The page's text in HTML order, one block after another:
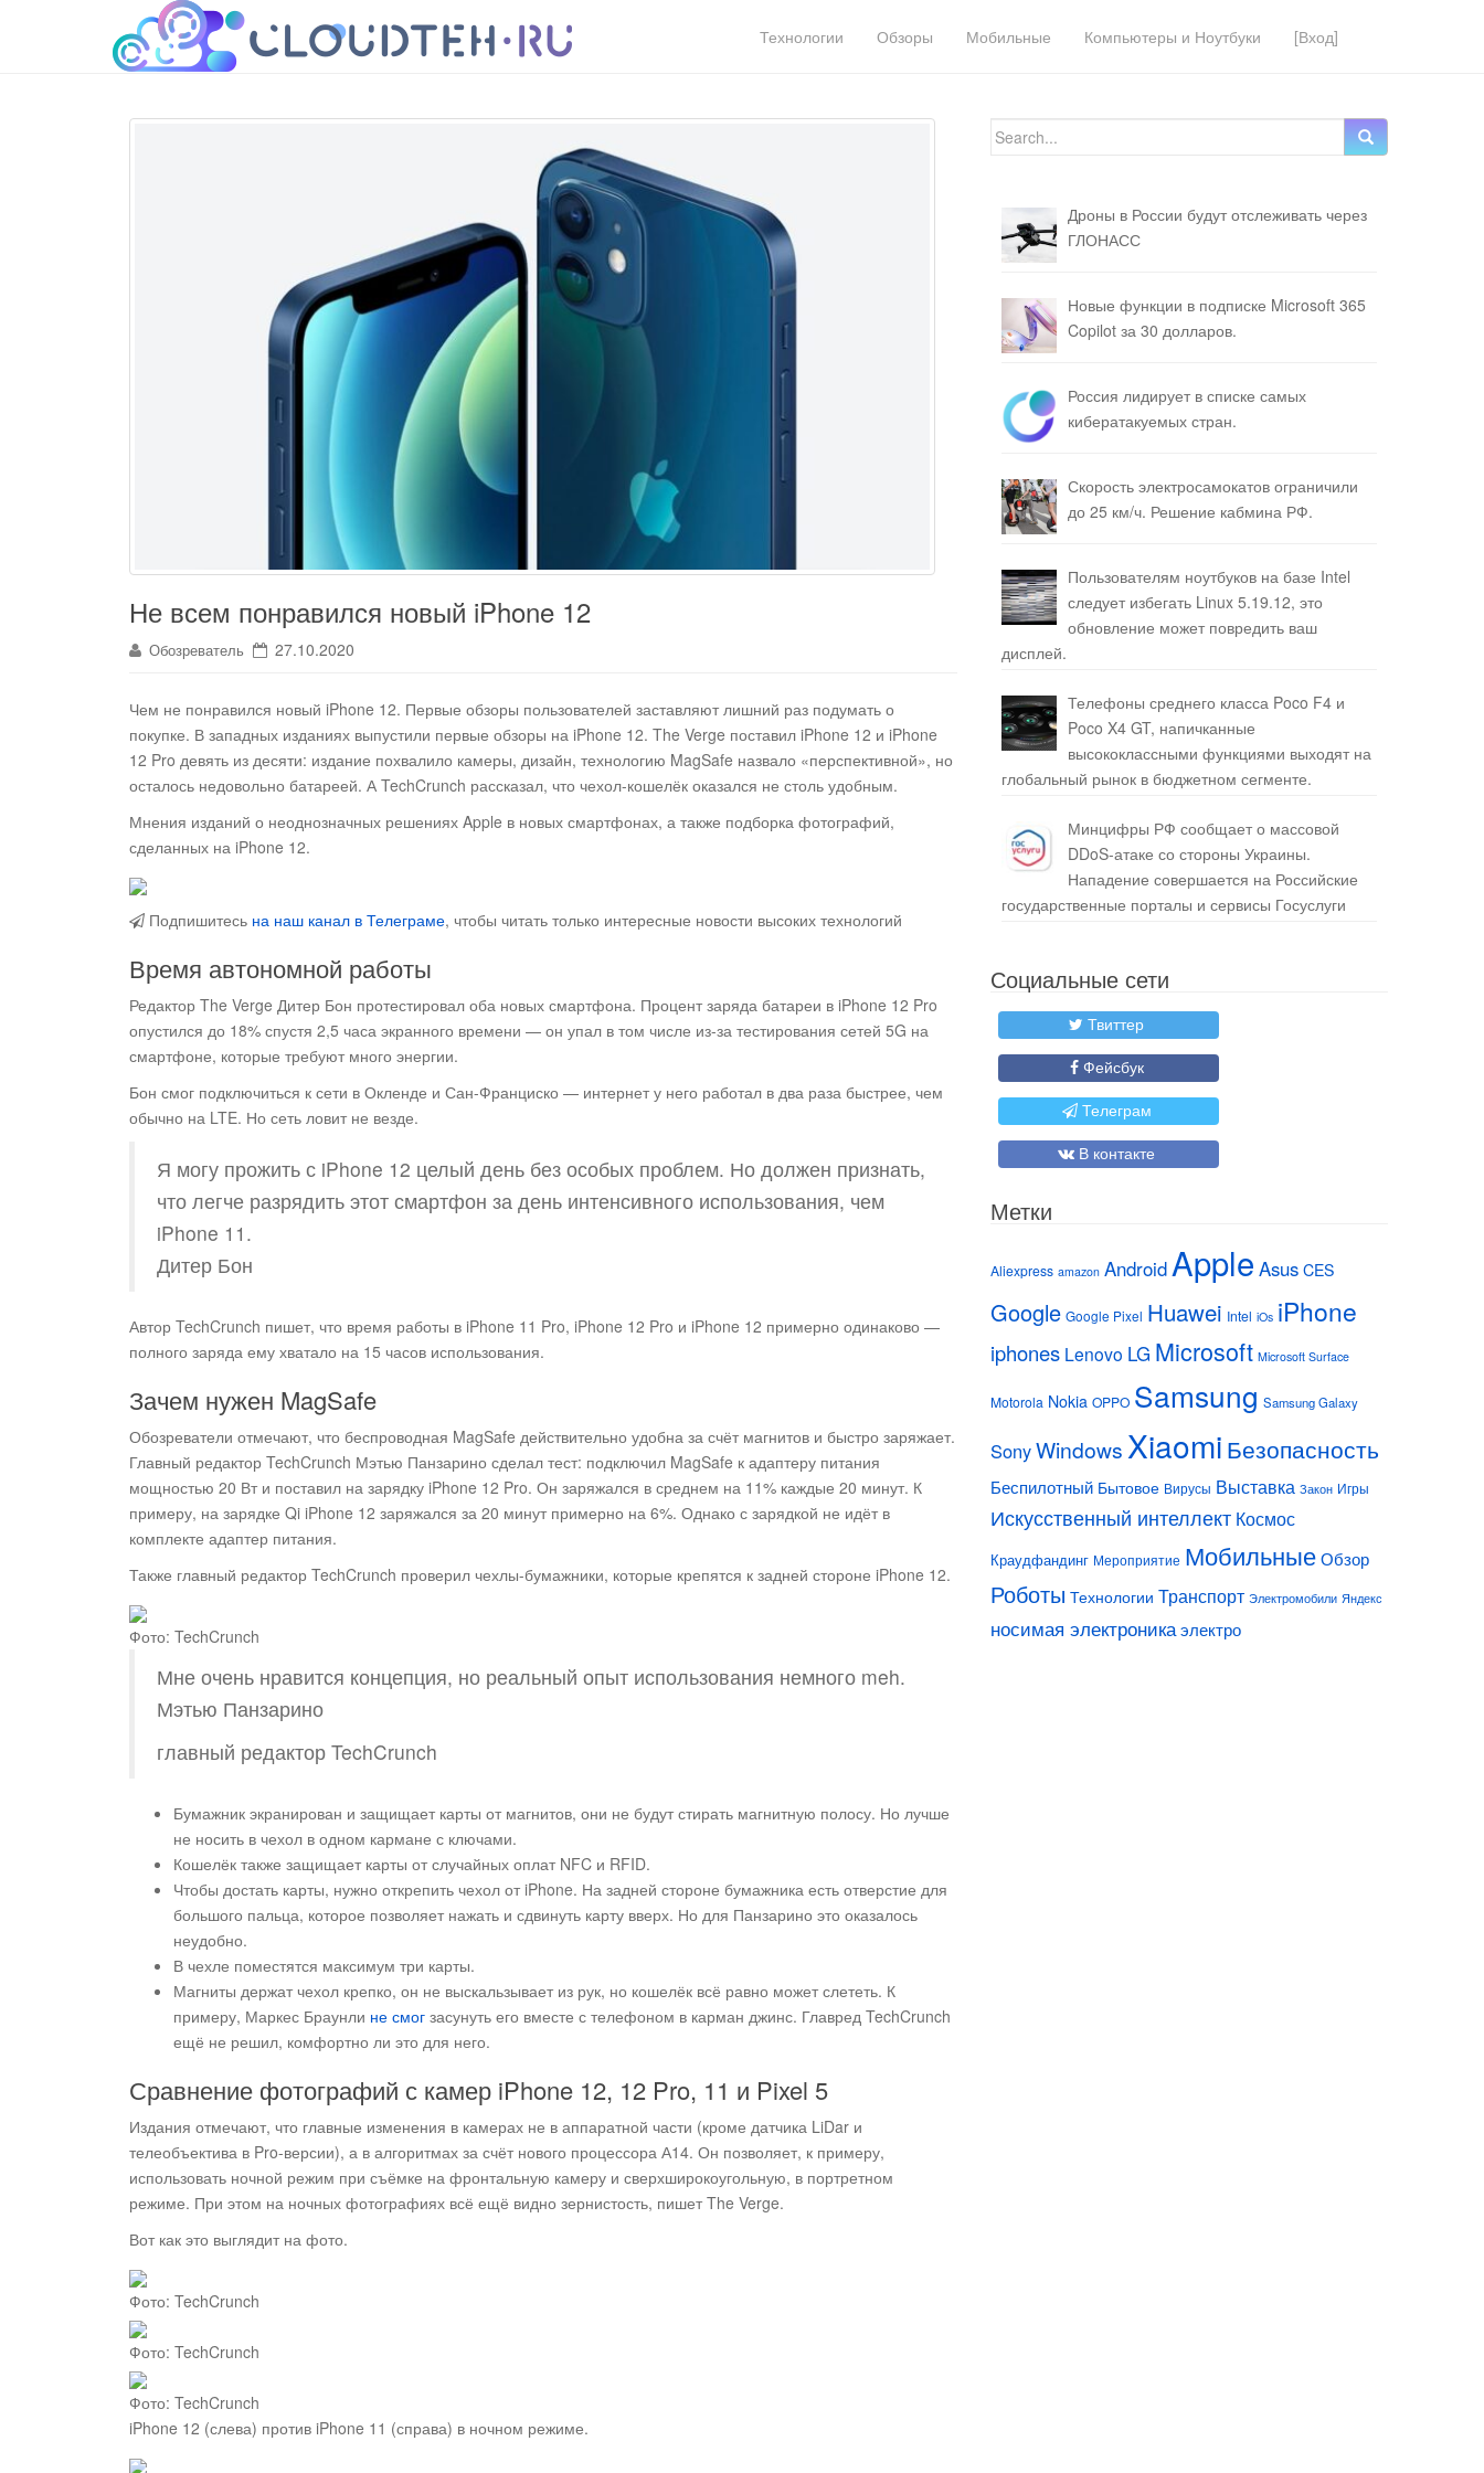
Облако технологий
cloudteh.ru
Технологии
Обзоры Мобильные Компьютеры и Ноутбуки [Вход]
Не всем понравился новый iPhone 12
Обозреватель 27.10.2020
Чем не понравился новый iPhone 12. Первые обзоры пользователей заставляют лишний раз подумать о
покупке. В западных изданиях выпустили первые обзоры на iPhone 12. The Verge поставил iPhone 12 и iPhone
12 Pro девять из десяти: издание похвалило камеры, дизайн, технологию MagSafe назвало «перспективной», но
осталось недовольно батареей. А TechCrunch рассказал, что чехол-кошелёк оказался не столь удобным.
Мнения изданий о неоднозначных решениях Apple в новых смартфонах, а также подборка фотографий,
сделанных на iPhone 12.
Подпишитесь на наш канал в Телеграме, чтобы читать только интересные новости высоких технологий
Время автономной работы
Редактор The Verge Дитер Бон протестировал оба новых смартфона. Процент заряда батареи в iPhone 12 Pro
опустился до 18% спустя 2,5 часа экранного времени — он упал в том числе из-за тестирования сетей 5G на
смартфоне, которые требуют много энергии.
Бон смог подключиться к сети в Окленде и Сан-Франциско — интернет у него работал в два раза быстрее, чем
обычно на LTE. Но сеть ловит не везде.
Я могу прожить с iPhone 12 целый день без особых проблем. Но должен признать,
что легче разрядить этот смартфон за день интенсивного использования, чем
iPhone 11.
Дитер Бон
Автор TechCrunch пишет, что время работы в iPhone 11 Pro, iPhone 12 Pro и iPhone 12 примерно одинаково —
полного заряда ему хватало на 15 часов использования.
Зачем нужен MagSafe
Обозреватели отмечают, что беспроводная MagSafe действительно удобна за счёт магнитов и быстро заряжает.
Главный редактор TechCrunch Мэтью Панзарино сделал тест: подключил MagSafe к адаптеру питания
мощностью 20 Вт и поставил на зарядку iPhone 12 Pro. Он заряжался в среднем на 11% каждые 20 минут. К
примеру, на зарядке Qi iPhone 12 заряжался за 20 минут примерно на 6%. Однако с зарядкой не идёт в
комплекте адаптер питания.
Также главный редактор TechCrunch проверил чехлы-бумажники, которые крепятся к задней стороне iPhone 12.
Фото: TechCrunch
Мне очень нравится концепция, но реальный опыт использования немного meh.
Мэтью Панзарино
главный редактор TechCrunch
Бумажник экранирован и защищает карты от магнитов, они не будут стирать магнитную полосу. Но лучше
не носить в чехол в одном кармане с ключами.
Кошелёк также защищает карты от случайных оплат NFC и RFID.
Чтобы достать карты, нужно открепить чехол от iPhone. На задней стороне бумажника есть отверстие для
большого пальца, которое позволяет нажать и сдвинуть карту вверх. Но для Панзарино это оказалось
неудобно.
В чехле поместятся максимум три карты.
Магниты держат чехол крепко, он не выскальзывает из рук, но кошелёк всё равно может слететь. К
примеру, Маркес Браунли не смог засунуть его вместе с телефоном в карман джинс. Главред TechCrunch
ещё не решил, комфортно ли это для него.
Сравнение фотографий с камер iPhone 12, 12 Pro, 11 и Pixel 5
Издания отмечают, что главные изменения в камерах не в аппаратной части (кроме датчика LiDar и
телеобъектива в Pro-версии), а в алгоритмах за счёт нового процессора А14. Он позволяет, к примеру,
использовать ночной режим при съёмке на фронтальную камеру и сверхшироко­угольную, в портретном
режиме. При этом на ночных фотографиях всё ещё видно зернистость, пишет The Verge.
Вот как это выглядит на фото.
Фото: TechCrunch
Фото: TechCrunch
Фото: TechCrunch
iPhone 12 (слева) против iPhone 11 (справа) в ночном режиме.
Search for:
Дроны в России будут отслеживать через
ГЛОНАСС
Новые функции в подписке Microsoft 365
Copilot за 30 долларов.
Россия лидирует в списке самых
кибератакуемых стран.
Скорость электросамокатов ограничили
до 25 км/ч. Решение кабмина РФ.
Пользователям ноутбуков на базе Intel
следует избегать Linux 5.19.12, это
обновление может повредить ваш
дисплей.
Телефоны среднего класса Poco F4 и
Poco X4 GT, напичканные
высококлассными функциями выходят на
глобальный рынок в бюджетном сегменте.
Минцифры РФ сообщает о массовой
DDoS-атаке со стороны Украины.
Нападение совершается на Российские
государственные порталы и сервисы Госуслуги
Социальные сети
Твиттер
Фейсбук
Телеграм
В контакте
Метки
Aliexpress amazon Android Apple Asus CES
Google Google Pixel Huawei Intel iOs iPhone
iphones Lenovo LG Microsoft Microsoft Surface
Motorola Nokia OPPO Samsung Samsung Galaxy
SonyWindowsXiaomi Безопасность
Беспилотный Бытовое Вирусы Выставка Закон Игры
Искусственный интеллект Космос
Краудфандинг Мероприятие МобильныеОбзор
Роботы Технологии Транспорт Электромобили Яндекс
носимая электроникаэлектро